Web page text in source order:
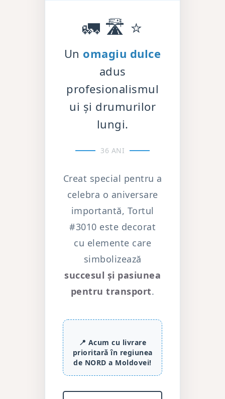
🚛 🛣️ ⭐
Un omagiu dulce
adus
profesionalismul
ui și drumurilor
lungi.
36 ANI
Creat special pentru a
celebra o aniversare
importantă, Tortul
#3010 este decorat
cu elemente care
simbolizează
succesul și pasiunea
pentru transport.
📍 Acum cu livrare
prioritară în regiunea
de NORD a Moldovei!